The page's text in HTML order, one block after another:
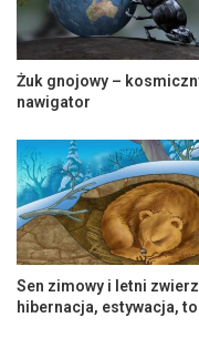
Żuk gnojowy –
nawigator
Sen zimowy i letni
hibernacja, estywacja,